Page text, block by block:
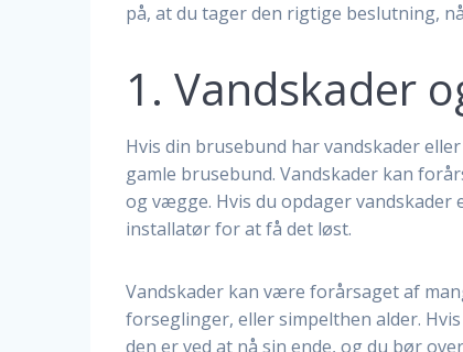
på, at du tager den rigtige beslutning,
1. Vandskader
Hvis din brusebund har vandskader
gamle brusebund. Vandskader kan
og vægge. Hvis du opdager
installatør for at få det løst.
Vandskader kan være forårsaget af
forseglinger, eller simpelthen alder.
den er ved at nå sin ende, og du bør